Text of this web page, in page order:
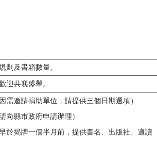
劃及書箱數量。
迎共襄盛舉。
需邀請捐助單位，請提供三個日期選項）
向縣市政府申請辦理）
於揭牌一個半月前，提供書名、出版社、適讀